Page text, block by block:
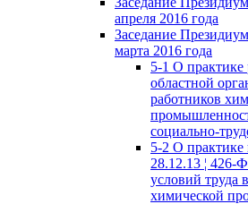
апреля 2016 года
Заседание
марта 2016 года
5-1 О практике
областной
работников
социально-
5-2 О
28.12.13 ¦ 426-
условий труда
химической